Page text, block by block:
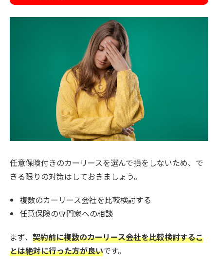
任意保険付きのカーリースを選んで損をしないため、で
きる限りの対策はしておきましょう。
複数のカーリース会社を比較検討する
任意保険の専門家への相談
まず、 契約前に複数のカーリース会社を比較検討するこ
とは絶対に行った方が良いです。